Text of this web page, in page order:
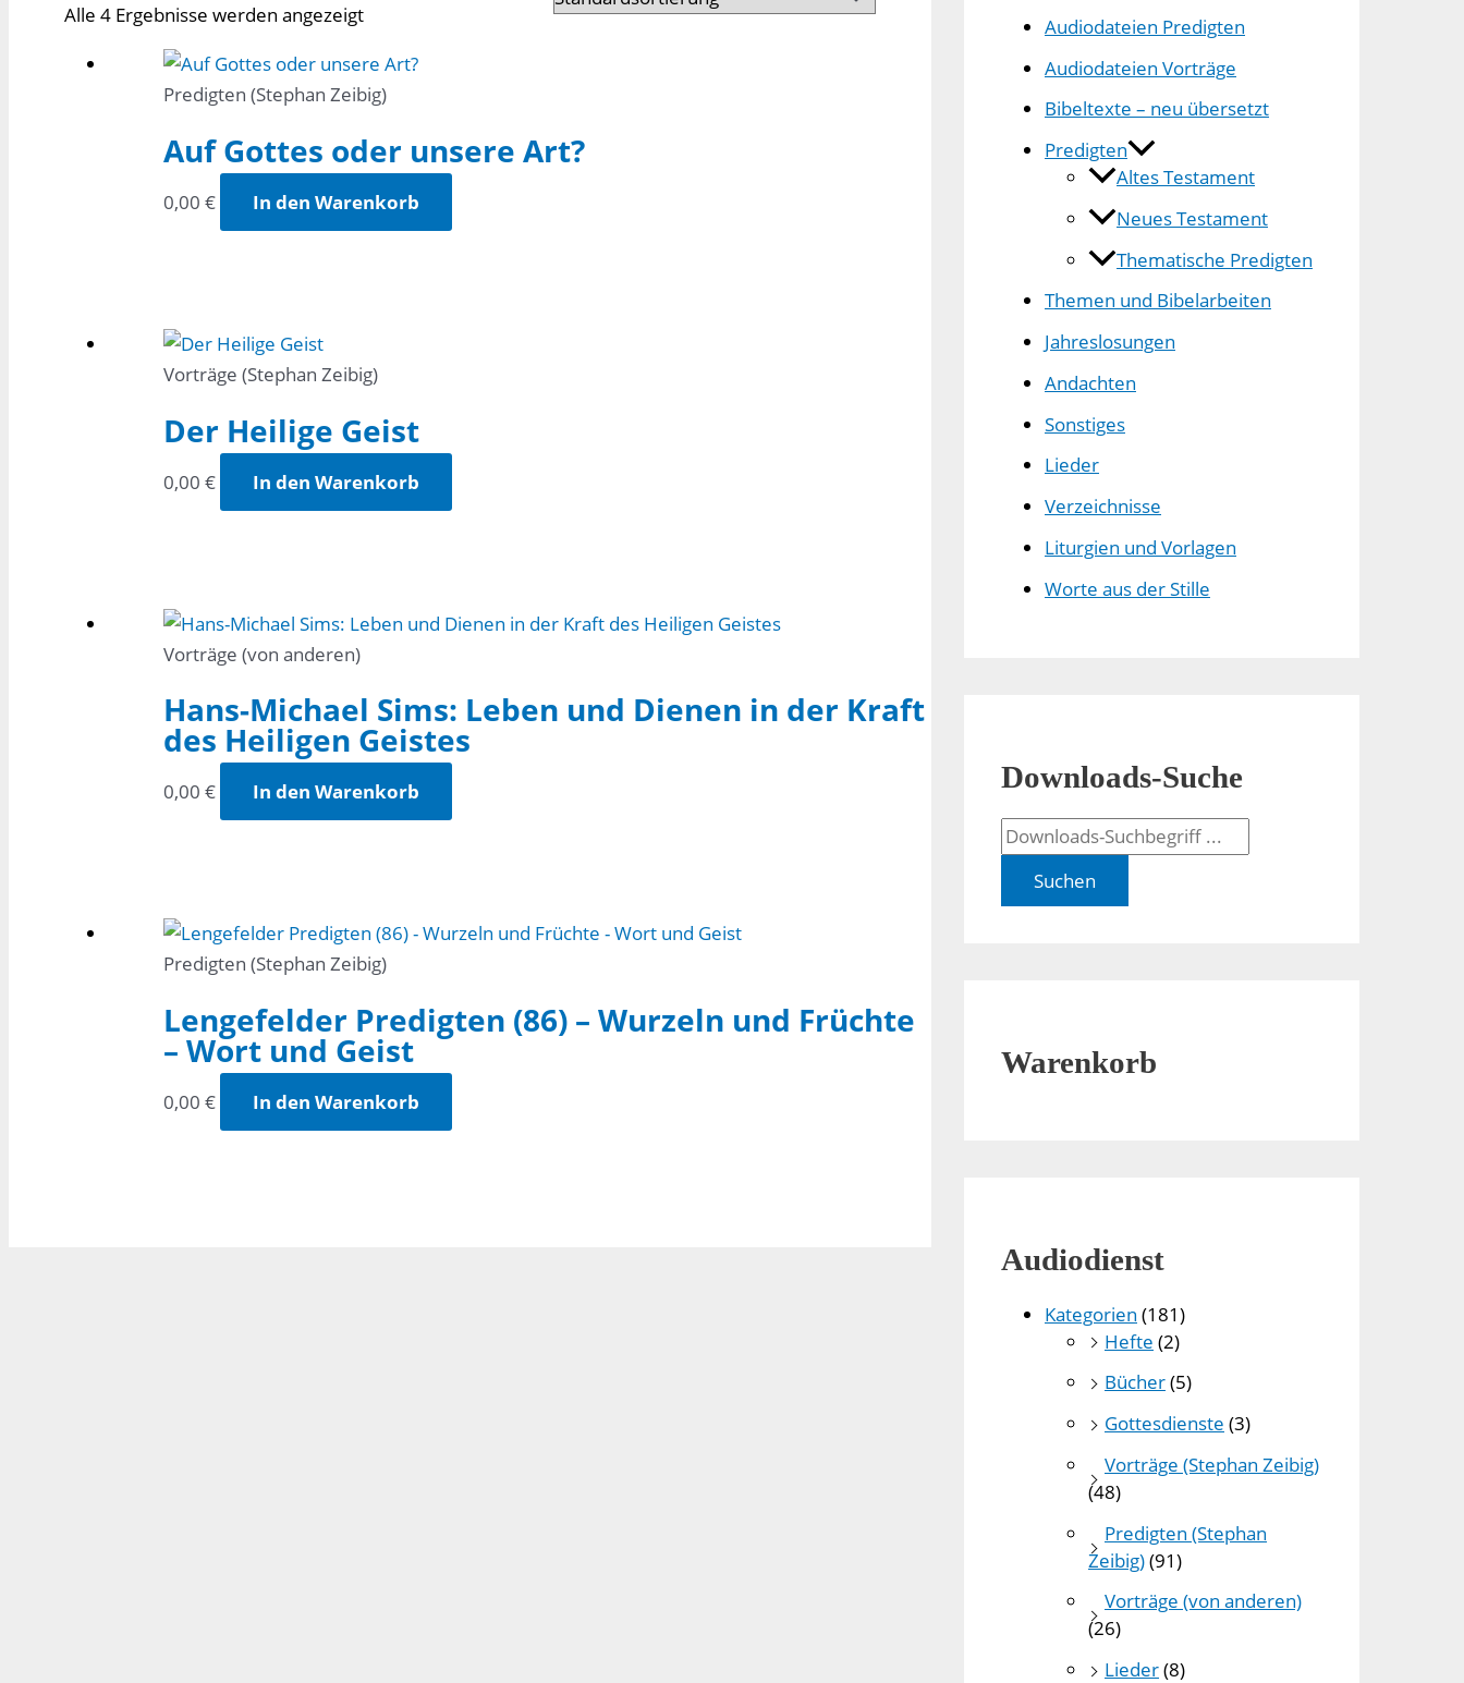
Alle 4 Ergebnisse werden angezeigt
Predigten (Stephan Zeibig)
Auf Gottes oder unsere Art?
0,00 € In den Warenkorb
Vorträge (Stephan Zeibig)
Der Heilige Geist
0,00 € In den Warenkorb
Vorträge (von anderen)
Hans-Michael Sims: Leben und Dienen in der Kraft
des Heiligen Geistes
0,00 € In den Warenkorb
Predigten (Stephan Zeibig)
Lengefelder Predigten (86) – Wurzeln und Früchte
– Wort und Geist
0,00 € In den Warenkorb
Audiodateien Predigten
Audiodateien Vorträge
Bibeltexte – neu übersetzt
Predigten
Altes Testament
Neues Testament
Thematische Predigten
Themen und Bibelarbeiten
Jahreslosungen
Andachten
Sonstiges
Lieder
Verzeichnisse
Liturgien und Vorlagen
Worte aus der Stille
Downloads-Suche
Suchen
Warenkorb
Audiodienst
Kategorien (181)
Hefte (2)
Bücher(5)
Gottesdienste (3)
Vorträge (Stephan Zeibig)
(48)
Predigten (Stephan
Zeibig)(91)
Vorträge (von anderen)
(26)
Lieder(8)